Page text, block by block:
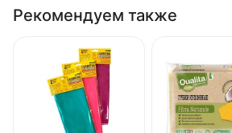
Рекомендуем также